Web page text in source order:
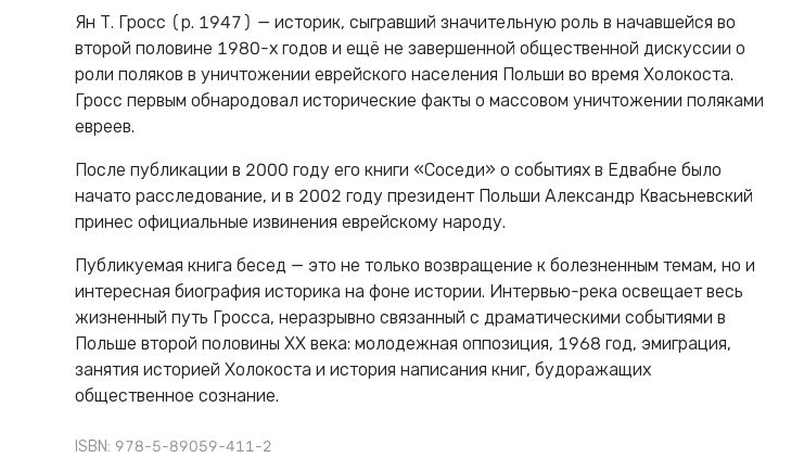
Ян Т. Гросс (р. 1947) — историк, сыгравший значительную роль в начавшейся во
второй половине 1980-х годов и ещё не завершенной общественной дискуссии о
роли поляков в уничтожении еврейского населения Польши во время Холокоста.
Гросс первым обнародовал исторические факты о массовом уничтожении поляками
евреев.
После публикации в 2000 году его книги «Соседи» о событиях в Едвабне было
начато расследование, и в 2002 году президент Польши Александр Квасьневский
принес официальные извинения еврейскому народу.
Публикуемая книга бесед — это не только возвращение к болезненным темам, но и
интересная биография историка на фоне истории. Интервью-река освещает весь
жизненный путь Гросса, неразрывно связанный с драматическими событиями в
Польше второй половины XX века: молодежная оппозиция, 1968 год, эмиграция,
занятия историей Холокоста и история написания книг, будоражащих
общественное сознание.
ISBN: 978-5-89059-411-2